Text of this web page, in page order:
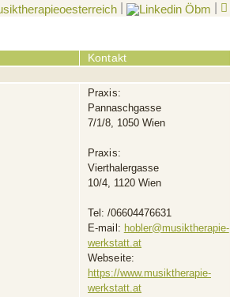
|
Kontakt
Praxis:
Pannaschgasse
7/1/8, 1050 Wien
Praxis:
Vierthalergasse
10/4, 1120 Wien
Tel: /06604476631
E-mail: hobler@musiktherapie-
werkstatt.at
Webseite:
https://www.musiktherapie-
werkstatt.at